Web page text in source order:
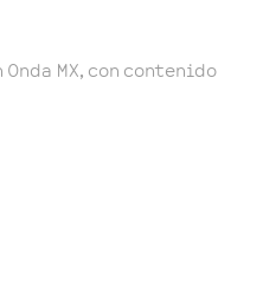
MX, con contenido